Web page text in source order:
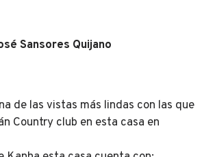
Sansores Quijano
de las vistas más lindas con las que
Country club en esta casa en